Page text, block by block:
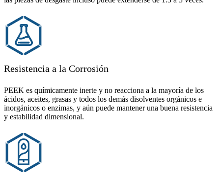
Resistencia a la Corrosión
PEEK es químicamente inerte y no reacciona a la mayoría de los
ácidos, aceites, grasas y todos los demás disolventes orgánicos e
inorgánicos o enzimas, y aún puede mantener una buena resistencia
y estabilidad dimensional.